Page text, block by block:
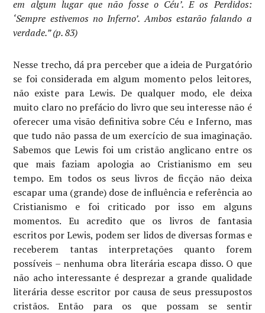
em algum lugar que não fosse o Céu’. E os Perdidos:
‘Sempre estivemos no Inferno’. Ambos estarão falando a
verdade.” (p. 83)
Nesse trecho, dá pra perceber que a ideia de Purgatório
se foi considerada em algum momento pelos leitores,
não existe para Lewis. De qualquer modo, ele deixa
muito claro no prefácio do livro que seu interesse não é
oferecer uma visão definitiva sobre Céu e Inferno, mas
que tudo não passa de um exercício de sua imaginação.
Sabemos que Lewis foi um cristão anglicano entre os
que mais faziam apologia ao Cristianismo em seu
tempo. Em todos os seus livros de ficção não deixa
escapar uma (grande) dose de influência e referência ao
Cristianismo e foi criticado por isso em alguns
momentos. Eu acredito que os livros de fantasia
escritos por Lewis, podem ser lidos de diversas formas e
receberem tantas interpretações quanto forem
possíveis – nenhuma obra literária escapa disso. O que
não acho interessante é desprezar a grande qualidade
literária desse escritor por causa de seus pressupostos
cristãos. Então para os que possam se sentir